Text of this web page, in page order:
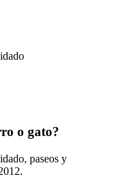
o gato?
paseos y